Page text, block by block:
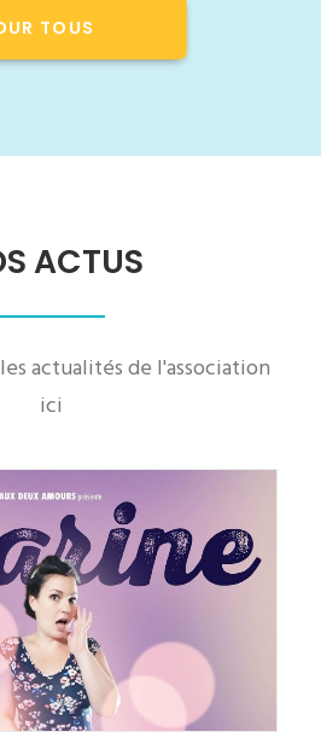
TOUS
ACTUS
actualités de l'association
ici